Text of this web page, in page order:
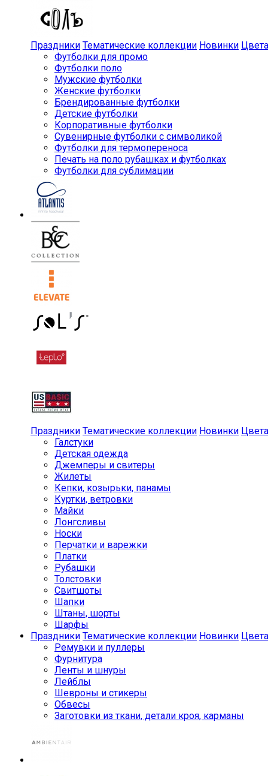
Праздники Тематические коллекции Новинки Цвета
Футболки для промо
Футболки поло
Мужские футболки
Женские футболки
Брендированные футболки
Детские футболки
Корпоративные футболки
Сувенирные футболки с символикой
Футболки для термопереноса
Печать на поло рубашках и футболках
Футболки для сублимации
Праздники Тематические коллекции Новинки Цвета
Галстуки
Детская одежда
Джемперы и свитеры
Жилеты
Кепки, козырьки, панамы
Куртки, ветровки
Майки
Лонгсливы
Носки
Перчатки и варежки
Платки
Рубашки
Толстовки
Свитшоты
Шапки
Штаны, шорты
Шарфы
Праздники Тематические коллекции Новинки Цвета
Ремувки и пуллеры
Фурнитура
Ленты и шнуры
Лейблы
Шевроны и стикеры
Обвесы
Заготовки из ткани, детали кроя, карманы